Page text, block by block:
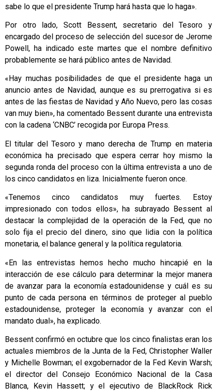
sabe lo que el presidente Trump hará hasta que lo haga».
Por otro lado, Scott Bessent, secretario del Tesoro y
encargado del proceso de selección del sucesor de Jerome
Powell, ha indicado este martes que el nombre definitivo
probablemente se hará público antes de Navidad.
«Hay muchas posibilidades de que el presidente haga un
anuncio antes de Navidad, aunque es su prerrogativa si es
antes de las fiestas de Navidad y Año Nuevo, pero las cosas
van muy bien», ha comentado Bessent durante una entrevista
con la cadena ‘CNBC’ recogida por Europa Press.
El titular del Tesoro y mano derecha de Trump en materia
económica ha precisado que espera cerrar hoy mismo la
segunda ronda del proceso con la última entrevista a uno de
los cinco candidatos en liza. Inicialmente fueron once.
«Tenemos cinco candidatos muy fuertes. Estoy
impresionado con todos ellos», ha subrayado Bessent al
destacar la complejidad de la operación de la Fed, que no
solo fija el precio del dinero, sino que lidia con la política
monetaria, el balance general y la política regulatoria.
«En las entrevistas hemos hecho mucho hincapié en la
interacción de ese cálculo para determinar la mejor manera
de avanzar para la economía estadounidense y cuál es su
punto de cada persona en términos de proteger al pueblo
estadounidense, proteger la economía y avanzar con el
mandato dual», ha explicado.
Bessent confirmó en octubre que los cinco finalistas eran los
actuales miembros de la Junta de la Fed, Christopher Waller
y Michelle Bowman; el exgobernador de la Fed Kevin Warsh;
el director del Consejo Económico Nacional de la Casa
Blanca, Kevin Hassett; y el ejecutivo de BlackRock Rick